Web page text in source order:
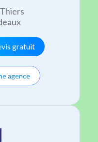
gratuit
agence